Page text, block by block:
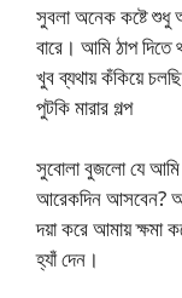
সুবলা অনেক কষ্টে শুধু
বারে। আমি ঠাপ
খুব ব্যথায় কঁকিয়ে
পুটকি মারার গল্প
সুবোলা বুজলো যে
আরেকদিন আসবেন?
দয়া করে আমায় ক্ষমা
হ্যাঁ দেন।